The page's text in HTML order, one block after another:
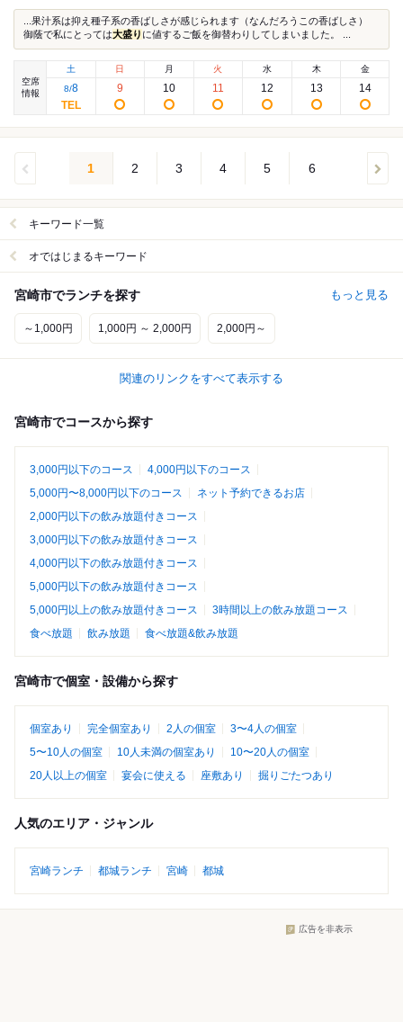
...果汁系は抑え種子系の香ばしさが感じられます（なんだろうこの香ばしさ）
御蔭で私にとっては大盛り に値するご飯を御替わりしてしまいました。 ...
空席
情報
土
8/8
日
9
月
10
火
11
水
12
木
13
金
14
1 2 3 4 5 6
キーワード一覧
オではじまるキーワード
宮崎市でランチを探す もっと見る
～1,000円 1,000円 ～ 2,000円 2,000円～
関連のリンクをすべて表示する
宮崎市でコースから探す
3,000円以下のコース
4,000円以下のコース
5,000円〜8,000円以下のコース
ネット予約できるお店
2,000円以下の飲み放題付きコース
3,000円以下の飲み放題付きコース
4,000円以下の飲み放題付きコース
5,000円以下の飲み放題付きコース
5,000円以上の飲み放題付きコース
3時間以上の飲み放題コース
食べ放題
飲み放題 食べ放題&飲み放題
宮崎市で個室・設備から探す
個室あり 完全個室あり 2人の個室
3〜4人の個室
5〜10人の個室
10人未満の個室あり
10〜20人の個室
20人以上の個室
宴会に使える 座敷あり 掘りごたつあり
人気のエリア・ジャンル
宮崎ランチ 都城ランチ 宮崎 都城
広告を非表示